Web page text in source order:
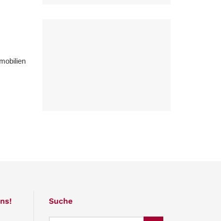
Suche